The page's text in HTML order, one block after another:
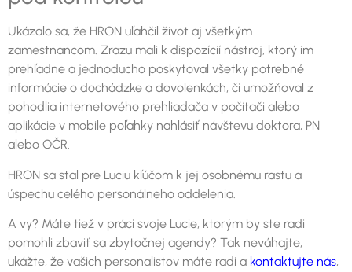
Ukázalo sa, že HRON uľahčil život aj všetkým
zamestnancom. Zrazu mali k dispozícií nástroj, ktorý im
prehľadne a jednoducho poskytoval všetky potrebné
informácie o dochádzke a dovolenkách, či umožňoval z
pohodlia internetového prehliadača v počítači alebo
aplikácie v mobile poľahky nahlásiť návštevu doktora, PN
alebo OČR.
HRON sa stal pre Luciu kľúčom k jej osobnému rastu a
úspechu celého personálneho oddelenia.
A vy? Máte tiež v práci svoje Lucie, ktorým by ste radi
pomohli zbaviť sa zbytočnej agendy? Tak neváhajte,
ukážte, že vašich personalistov máte radi a kontaktujte nás,